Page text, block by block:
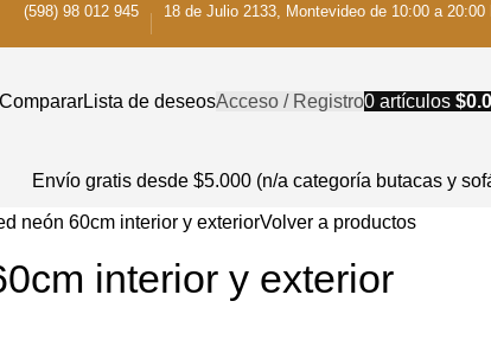
(598) 98 012 945 18 de Julio 2133, Montevideo de 10:00 a 20:00
CompararLista de deseosAcceso / Registro0 artículos $
Envío gratis desde $5.000 (n/a categoría butacas y
neón 60cm interior y exteriorVolver a productos
interior y exterior